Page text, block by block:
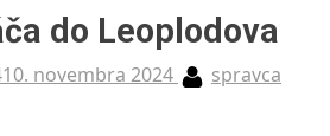
do Leoplodova
10. novembra 2024 By
spravca